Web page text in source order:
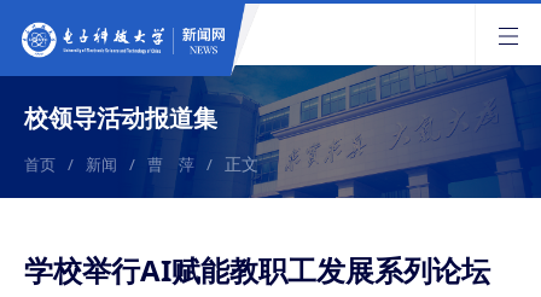
校领导活动报道集
首页 / 新闻 / 曹 萍 / 正文
学校举行AI赋能教职工发展系列论坛